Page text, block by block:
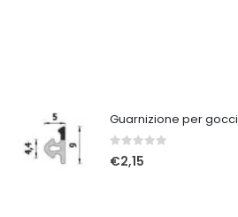
Guarnizione per
0Su 5
€2,15